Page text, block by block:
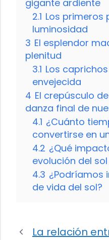
gigante ardiente
2.1 Los primeros
luminosidad
3 El esplendor
plenitud
3.1 Los
envejecida
4 El crepúsculo
danza final de
4.1 ¿Cuánto
convertirse en
4.2 ¿Qué
evolución del
4.3 ¿Podríamos
de vida del sol?
La relación